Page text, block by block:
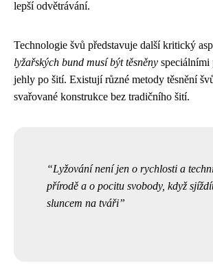
lepší odvětrávání.
Technologie švů představuje další kritický
lyžařských bund musí být těsněny speciálními
jehly po šití. Existují různé metody těsnění
svařované konstrukce bez tradičního šití.
Lyžování není jen o rychlosti a
přírodě a o pocitu svobody, když
sluncem na tváři